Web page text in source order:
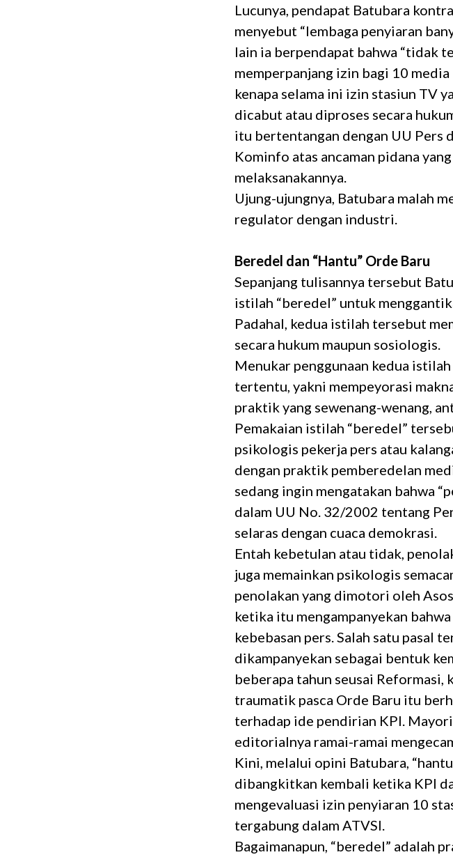
Lucunya, pendapat Batubara
menyebut “lembaga penyiaran
lain ia berpendapat bahwa “tidak
memperpanjang izin bagi 10
kenapa selama ini izin stasiun TV
dicabut atau diproses secara
itu bertentangan dengan UU Pers
Kominfo atas ancaman pidana
melaksanakannya.
Ujung-ujungnya, Batubara malah
regulator dengan industri.
Beredel dan “Hantu” Orde Baru
Sepanjang tulisannya tersebut
istilah “beredel” untuk
Padahal, kedua istilah tersebut
secara hukum maupun sosiologis.
Menukar penggunaan kedua
tertentu, yakni mempeyorasi
praktik yang sewenang-wenang,
Pemakaian istilah “beredel”
psikologis pekerja pers atau
dengan praktik pemberedelan
sedang ingin mengatakan bahwa
dalam UU No. 32/2002 tentang
selaras dengan cuaca demokrasi.
Entah kebetulan atau tidak,
juga memainkan psikologis
penolakan yang dimotori oleh
ketika itu mengampanyekan
kebebasan pers. Salah satu pasal
dikampanyekan sebagai bentuk
beberapa tahun seusai Reformasi,
traumatik pasca Orde Baru itu
terhadap ide pendirian KPI.
editorialnya ramai-ramai
Kini, melalui opini Batubara,
dibangkitkan kembali ketika KPI
mengevaluasi izin penyiaran 10
tergabung dalam ATVSI.
Bagaimanapun, “beredel” adalah